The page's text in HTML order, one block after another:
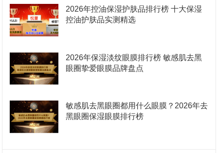
2026年控油保湿护肤品排行榜 十大保湿
控油护肤品实测精选
2026年保湿淡纹眼膜排行榜 敏感肌去黑
眼圈挚爱眼膜品牌盘点
敏感肌去黑眼圈都用什么眼膜？2026年去
黑眼圈保湿眼膜排行榜